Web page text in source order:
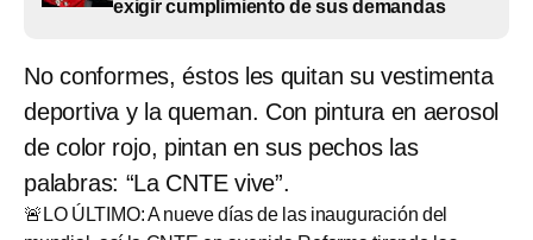
exigir cumplimiento de sus demandas
No conformes, éstos les quitan su vestimenta
deportiva y la queman. Con pintura en aerosol
de color rojo, pintan en sus pechos las
palabras: “La CNTE vive”.
🚨LO ÚLTIMO: A nueve días de las inauguración del